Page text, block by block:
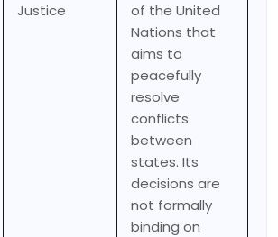
Justice
of the United
Nations that
aims to
peacefully
resolve
conflicts
between
states. Its
decisions are
not formally
binding on